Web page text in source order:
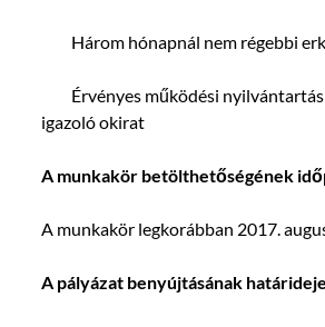
 Három hónapnál nem régebbi
 Érvényes működési
igazoló okirat
A munkakör betölthetőségének
A munkakör legkorábban 2017.
A pályázat benyújtásának